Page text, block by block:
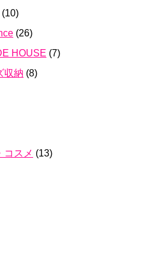
(10)
(26)
HOUSE (7)
収納 (8)
コスメ (13)